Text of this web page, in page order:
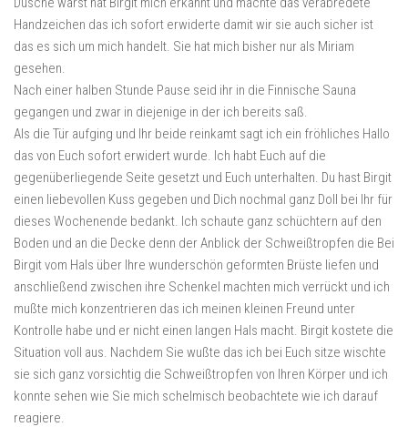
Handzeichen das ich sofort erwiderte damit wir sie auch sicher ist
das es sich um mich handelt. Sie hat mich bisher nur als Miriam
gesehen.
Nach einer halben Stunde Pause seid ihr in die Finnische Sauna
gegangen und zwar in diejenige in der ich bereits saß.
Als die Tür aufging und Ihr beide reinkamt sagt ich ein fröhliches Hallo
das von Euch sofort erwidert wurde. Ich habt Euch auf die
gegenüberliegende Seite gesetzt und Euch unterhalten. Du hast Birgit
einen liebevollen Kuss gegeben und Dich nochmal ganz Doll bei Ihr für
dieses Wochenende bedankt. Ich schaute ganz schüchtern auf den
Boden und an die Decke denn der Anblick der Schweißtropfen die Bei
Birgit vom Hals über Ihre wunderschön geformten Brüste liefen und
anschließend zwischen ihre Schenkel machten mich verrückt und ich
mußte mich konzentrieren das ich meinen kleinen Freund unter
Kontrolle habe und er nicht einen langen Hals macht. Birgit kostete die
Situation voll aus. Nachdem Sie wußte das ich bei Euch sitze wischte
sie sich ganz vorsichtig die Schweißtropfen von Ihren Körper und ich
konnte sehen wie Sie mich schelmisch beobachtete wie ich darauf
reagiere.